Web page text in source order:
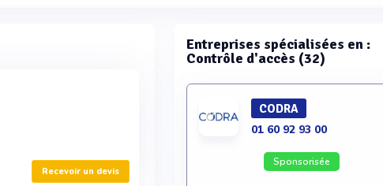
Recevoir un devis
Entreprises spécialisées en :
Contrôle d'accès (32)
CODRA
01 60 92 93 00
Sponsorisée